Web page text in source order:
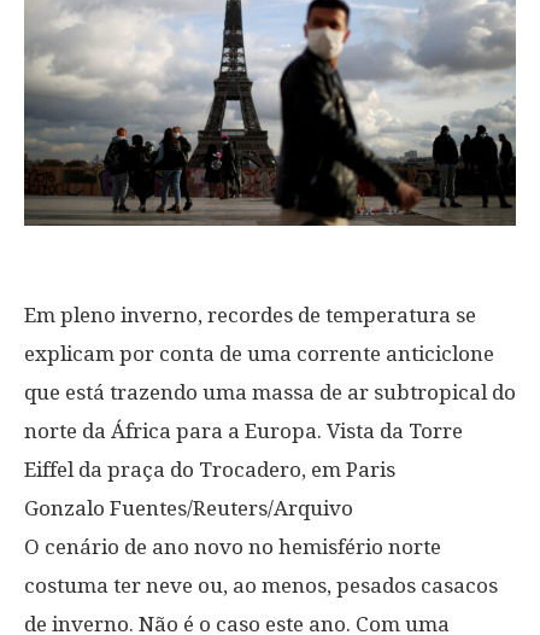
Em pleno inverno, recordes de temperatura se
explicam por conta de uma corrente anticiclone
que está trazendo uma massa de ar subtropical do
norte da África para a Europa. Vista da Torre
Eiffel da praça do Trocadero, em Paris
Gonzalo Fuentes/Reuters/Arquivo
O cenário de ano novo no hemisfério norte
costuma ter neve ou, ao menos, pesados casacos
de inverno. Não é o caso este ano. Com uma